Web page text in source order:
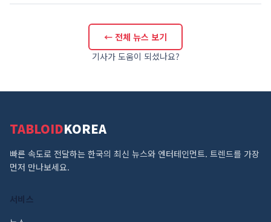
← 전체 뉴스 보기
기사가 도움이 되셨나요?
TABLOIDKOREA
빠른 속도로 전달하는 한국의 최신 뉴스와 엔터테인먼트. 트렌드를 가장
먼저 만나보세요.
서비스